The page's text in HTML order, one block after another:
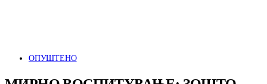
ОПУШТЕНО